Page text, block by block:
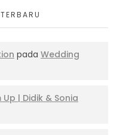
pada Wedding
Up | Didik & Sonia